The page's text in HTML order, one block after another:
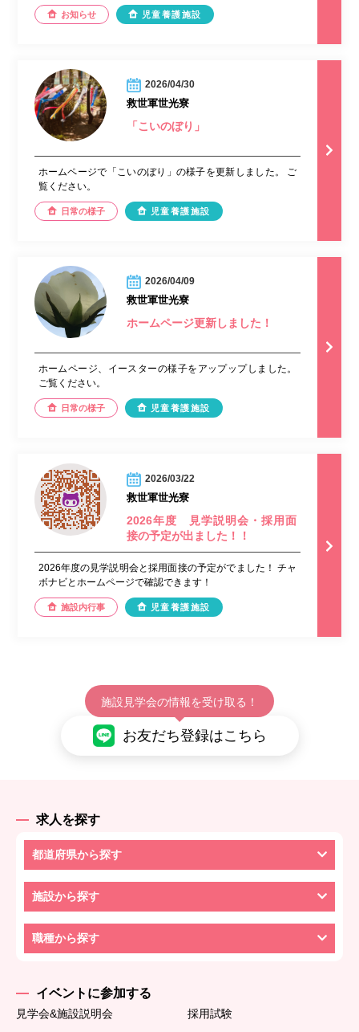
お知らせ 児童養護施設
2026/04/30
救世軍世光寮
「こいのぼり」
ホームページで「こいのぼり」の様子を更新しました。 ご
覧ください。
日常の様子 児童養護施設
2026/04/09
救世軍世光寮
ホームページ更新しました！
ホームページ、イースターの様子をアップップしました。
ご覧ください。
日常の様子 児童養護施設
2026/03/22
救世軍世光寮
2026年度 見学説明会・採用面
接の予定が出ました！！
2026年度の見学説明会と採用面接の予定がでました！ チャ
ボナビとホームページで確認できます！
施設内行事 児童養護施設
施設見学会の情報を受け取る！
お友だち登録はこちら
求人を探す
都道府県から探す
施設から探す
職種から探す
イベントに参加する
見学会&施設説明会
採用試験